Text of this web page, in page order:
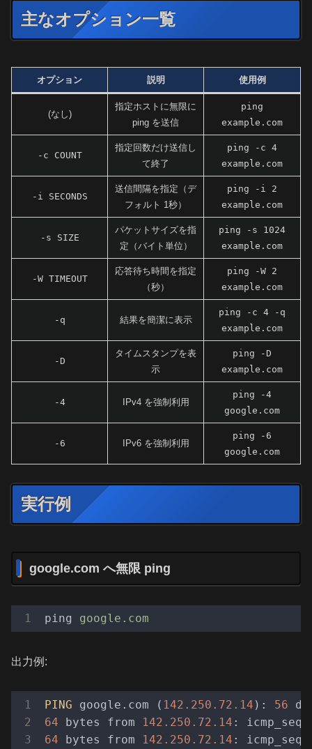
主なオプション一覧
オプション 説明 使用例
(なし)
指定ホストに無限に
ping を送信
ping
example.com
-c COUNT
指定回数だけ送信し
て終了
ping -c 4
example.com
-i SECONDS
送信間隔を指定（デ
フォルト 1秒）
ping -i 2
example.com
-s SIZE
パケットサイズを指
定（バイト単位）
ping -s 1024
example.com
-W TIMEOUT
応答待ち時間を指定
（秒）
ping -W 2
example.com
-q 結果を簡潔に表示
ping -c 4 -q
example.com
-D
タイムスタンプを表
示
ping -D
example.com
-4 IPv4 を強制利用
ping -4
google.com
-6 IPv6 を強制利用
ping -6
google.com
実行例
google.com へ無限 ping
ping google.com
出力例:
PING google.com ( 142.250.72.14 ): 56
64 bytes from 142.250.72.14 : icmp_seq=
64 bytes from 142.250.72.14 : icmp_seq=